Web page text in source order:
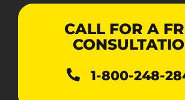
CALL FOR A
1-800-248-